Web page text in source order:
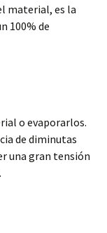
material, es la
100% de
o evaporarlos.
de diminutas
una gran tensión